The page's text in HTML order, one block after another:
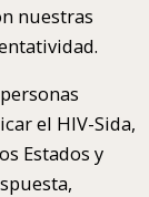
nuestras
el HIV-Sida,
Estados y